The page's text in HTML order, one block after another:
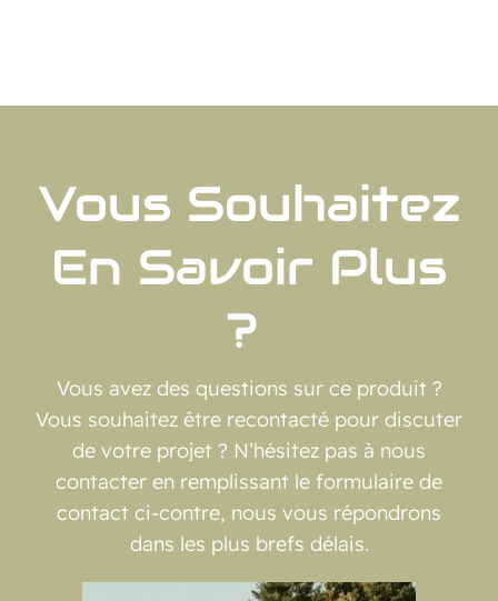
Vous Souhaitez
En Savoir Plus
?
Vous avez des questions sur ce produit ?
Vous souhaitez être recontacté pour discuter
de votre projet ? N’hésitez pas à nous
contacter en remplissant le formulaire de
contact ci-contre, nous vous répondrons
dans les plus brefs délais.